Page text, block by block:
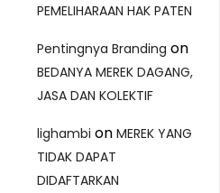
PEMELIHARAAN HAK PATEN
Pentingnya Branding on
BEDANYA MEREK DAGANG,
JASA DAN KOLEKTIF
lighambi onMEREK YANG
TIDAK DAPAT
DIDAFTARKAN